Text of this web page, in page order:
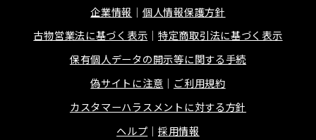
企業情報
個人情報保護方針
古物営業法に基づく表示
特定商取引法に基づく表示
保有個人データの開示等に関する手続
偽サイトに注意
ご利用規約
カスタマーハラスメントに対する方針
ヘルプ
採用情報